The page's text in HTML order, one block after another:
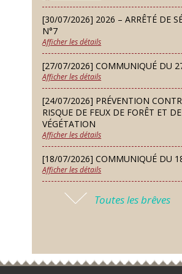
Dimanche 13 Sep
Repas de fouées
Lundi 14 Sep
Conseil municipal du 14
2026
Jeudi 24 Sep
Permanence des Architectes
Bâtiments de France
Samedi 26 Sep
Concours de palets
Vendredi 09 Oct
Soirée des nouveaux
[30/07/2026] 2026 – ARRÊTÉ DE
N°7
Afficher les détails
[27/07/2026] COMMUNIQUÉ DU
Afficher les détails
[24/07/2026] PRÉVENTION
RISQUE DE FEUX DE FORÊT ET DE
VÉGÉTATION
Afficher les détails
[18/07/2026] COMMUNIQUÉ DU
Afficher les détails
[17/07/2026] 2026 – ARRÊTÉ DE
Toutes les brêves